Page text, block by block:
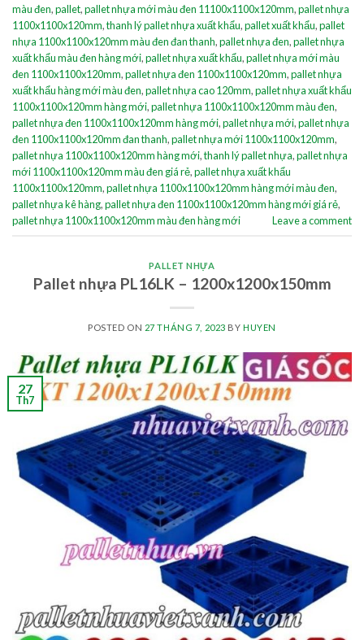
màu đen,pallet,pallet nhựa mới màu đen 11100x1100x120mm,pallet nhựa
1100x1100x120mm,thanh lý pallet nhựa xuất khẩu,pallet xuất khẩu,pallet
nhựa 1100x1100x120mm màu đen đan thanh,pallet nhựa đen,pallet nhựa
xuất khẩu màu đen hàng mới,pallet nhựa xuất khẩu,pallet nhựa mới màu
đen 1100x1100x120mm,pallet nhựa đen 1100x1100x120mm,pallet nhựa
xuất khẩu hàng mới màu đen,pallet nhựa cao 120mm,pallet nhựa xuất khẩu
1100x1100x120mm hàng mới,pallet nhựa 1100x1100x120mm màu đen,
pallet nhựa đen 1100x1100x120mm hàng mới,pallet nhựa mới,pallet nhựa
đen 1100x1100x120mm đan thanh,pallet nhựa mới 1100x1100x120mm,
pallet nhựa 1100x1100x120mm hàng mới,thanh lý pallet nhựa,pallet nhựa
mới 1100x1100x120mm màu đen giá rẻ,pallet nhựa xuất khẩu
1100x1100x120mm,pallet nhựa 1100x1100x120mm hàng mới màu đen,
pallet nhựa kê hàng,pallet nhựa đen 1100x1100x120mm hàng mới giá rẻ,
pallet nhựa 1100x1100x120mm màu đen hàng mới
Leave a comment
PALLET NHỰA
Pallet nhựa PL16LK – 1200x1200x150mm
POSTED ON 27 THÁNG 7, 2023 BY HUYEN
27
Th7